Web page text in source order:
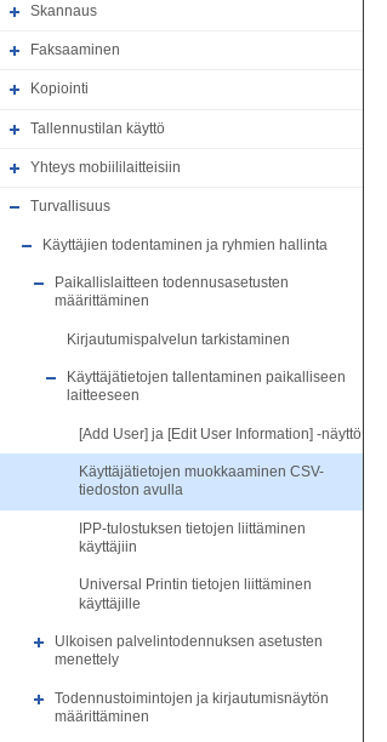
Skannaus
Faksaaminen
Kopiointi
Tallennustilan käyttö
Yhteys mobiililaitteisiin
Turvallisuus
Käyttäjien todentaminen ja ryhmien hallinta
Paikallislaitteen todennusasetusten
määrittäminen
Kirjautumispalvelun tarkistaminen
Käyttäjätietojen tallentaminen paikalliseen
laitteeseen
[Add User] ja [Edit User Information] -näyttö
Käyttäjätietojen muokkaaminen CSV-
tiedoston avulla
IPP-tulostuksen tietojen liittäminen
käyttäjiin
Universal Printin tietojen liittäminen
käyttäjille
Ulkoisen palvelintodennuksen asetusten
menettely
Todennustoimintojen ja kirjautumisnäytön
määrittäminen